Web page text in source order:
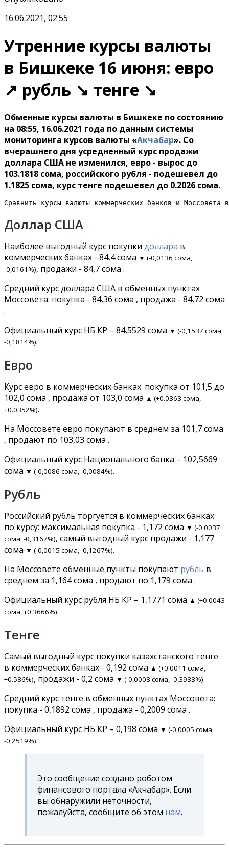
16.06.2021, 02:55
Утренние курсы валюты
в Бишкеке 16 июня: евро
↗ рубль ↘ тенге ↘
Обменные курсы валюты в Бишкеке по состоянию
на 08:55, 16.06.2021 года по данным системы
мониторинга курсов валюты «Акчабар». Со
вчерашнего дня усредненный курс продажи
доллара США не изменился, евро - вырос до
103.1818 сома, российского рубля - подешевел до
1.1825 сома, курс тенге подешевел до 0.2026 сома.
Сравнить курсы валюты коммерческих банков и Моссовета
Доллар США
Наиболее выгодный курс покупки доллара в
коммерческих банках - 84,4 сома ▼ (-0,0136 сома,
-0,0161%), продажи - 84,7 сома .
Средний курс доллара США в обменных пунктах
Моссовета: покупка - 84,36 сома , продажа - 84,72 сома
.
Официальный курс НБ КР – 84,5529 сома ▼ (-0,1537 сома,
-0,1814%).
Евро
Курс евро в коммерческих банках: покупка от 101,5 до
102,0 сома , продажа от 103,0 сома ▲ (+0.0363 сома,
+0.0352%).
На Моссовете евро покупают в среднем за 101,7 сома
, продают по 103,03 сома .
Официальный курс Национального банка – 102,5669
сома ▼ (-0,0086 сома, -0,0084%).
Рубль
Российский рубль торгуется в коммерческих банках
по курсу: максимальная покупка - 1,172 сома ▼ (-0,0037
сома, -0,3167%), самый выгодный курс продажи - 1,177
сома ▼ (-0,0015 сома, -0,1267%).
На Моссовете обменные пункты покупают рубль в
среднем за 1,164 сома , продают по 1,179 сома .
Официальный курс рубля НБ КР – 1,1771 сома ▲ (+0.0043
сома, +0.3666%).
Тенге
Самый выгодный курс покупки казахстанского тенге
в коммерческих банках - 0,192 сома ▲ (+0.0011 сома,
+0.586%), продажи - 0,2 сома ▼ (-0,0008 сома, -0,3933%).
Средний курс тенге в обменных пунктах Моссовета:
покупка - 0,1892 сома , продажа - 0,2009 сома .
Официальный курс НБ КР – 0,198 сома ▼ (-0,0005 сома,
-0,2519%).
Это сообщение создано роботом
финансового портала «Акчабар». Если
вы обнаружили неточности,
пожалуйста, сообщите об этом нам.